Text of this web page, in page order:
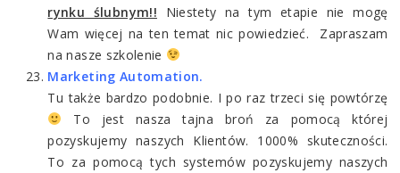
rynku ślubnym!! Niestety na tym etapie nie mogę
Wam więcej na ten temat nic powiedzieć. Zapraszam
na nasze szkolenie
Marketing Automation.
Tu także bardzo podobnie. I po raz trzeci się powtórzę
To jest nasza tajna broń za pomocą której
pozyskujemy naszych Klientów. 1000% skuteczności.
To za pomocą tych systemów pozyskujemy naszych